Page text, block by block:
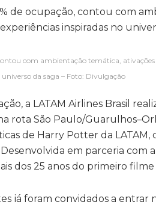
com ambientação temática, ativações
da saga – Foto: Divulgação
a LATAM Airlines Brasil
rota São Paulo/
de Harry Potter da
em parceria com
dos 25 anos do primeiro filme
já foram convidados a entrar